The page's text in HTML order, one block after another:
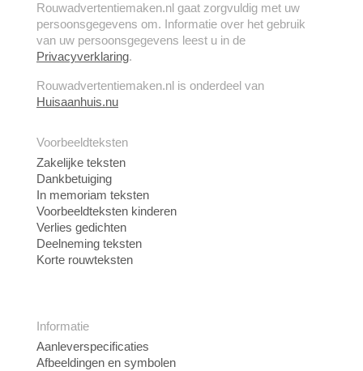
Rouwadvertentiemaken.nl gaat zorgvuldig met uw
persoonsgegevens om. Informatie over het gebruik
van uw persoonsgegevens leest u in de
Privacyverklaring.
Rouwadvertentiemaken.nl is onderdeel van
Huisaanhuis.nu
Voorbeeldteksten
Zakelijke teksten
Dankbetuiging
In memoriam teksten
Voorbeeldteksten kinderen
Verlies gedichten
Deelneming teksten
Korte rouwteksten
Informatie
Aanleverspecificaties
Afbeeldingen en symbolen